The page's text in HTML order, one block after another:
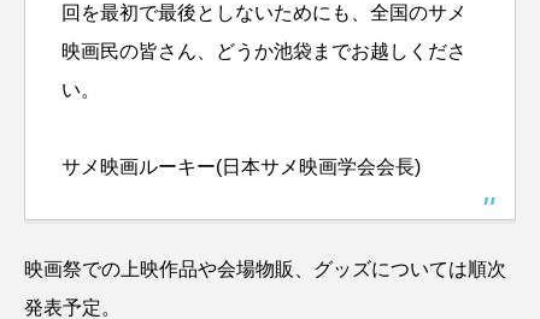
回を最初で最後としないためにも、全国のサメ
映画民の皆さん、どうか池袋までお越しくださ
い。
サメ映画ルーキー(日本サメ映画学会会長)
映画祭での上映作品や会場物販、グッズについては順次
発表予定。